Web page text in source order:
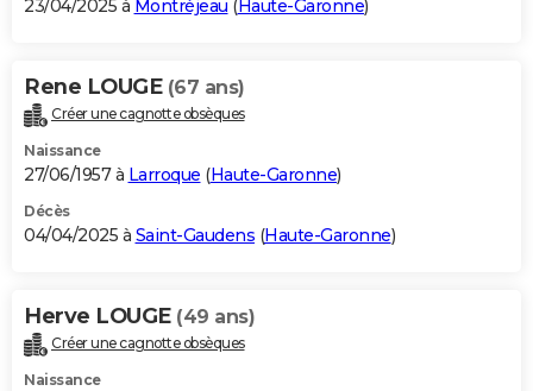
23/04/2025 à Montréjeau (Haute-Garonne)
Rene LOUGE (67 ans)
Créer une cagnotte obsèques
Naissance
27/06/1957 à Larroque (Haute-Garonne)
Décès
04/04/2025 à Saint-Gaudens (Haute-Garonne)
Herve LOUGE (49 ans)
Créer une cagnotte obsèques
Naissance